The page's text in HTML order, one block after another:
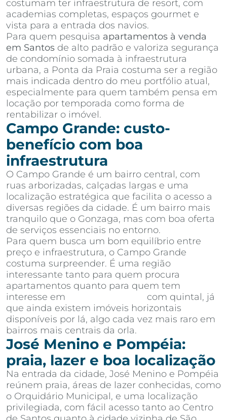
costumam ter infraestrutura de resort, com
academias completas, espaços gourmet e
vista para a entrada dos navios.
Para quem pesquisa apartamentos à venda
em Santos de alto padrão e valoriza segurança
de condomínio somada à infraestrutura
urbana, a Ponta da Praia costuma ser a região
mais indicada dentro do meu portfólio atual,
especialmente para quem também pensa em
locação por temporada como forma de
rentabilizar o imóvel.
Campo Grande: custo-
benefício com boa
infraestrutura
O Campo Grande é um bairro central, com
ruas arborizadas, calçadas largas e uma
localização estratégica que facilita o acesso a
diversas regiões da cidade. É um bairro mais
tranquilo que o Gonzaga, mas com boa oferta
de serviços essenciais no entorno.
Para quem busca um bom equilíbrio entre
preço e infraestrutura, o Campo Grande
costuma surpreender. É uma região
interessante tanto para quem procura
apartamentos quanto para quem tem
interesse em
com quintal, já
que ainda existem imóveis horizontais
disponíveis por lá, algo cada vez mais raro em
bairros mais centrais da orla.
José Menino e Pompéia:
praia, lazer e boa localização
Na entrada da cidade, José Menino e Pompéia
reúnem praia, áreas de lazer conhecidas, como
o Orquidário Municipal, e uma localização
privilegiada, com fácil acesso tanto ao Centro